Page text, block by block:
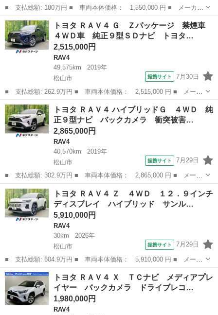
■ 支払総額: 180万円 ■ 車両本体価格： 1,550,000 円 ■ メーカー
名： トヨタ ■ 車種名： ＲＡＶ４ Ｊ ■ グレード名： Ｘ Ｇ
パッケージ ４ＷＤ ■ 排気量： 2000cc ■ ドア枚数： 5D ■...
愛媛 四国中央市
トヨタ ＲＡＶ４ Ｇ Ｚパッケージ 禁煙車
４ＷＤ車 純正９型ＳＤナビ トヨタ…
2,515,000円
RAV4
49,575km
2019年
松山市
提携サイト 7月30日
■ 支払総額: 262.9万円 ■ 車両本体価格： 2,515,000 円 ■ メーカ
ー名： トヨタ ■ 車種名： ＲＡＶ４ ■ グレード名： Ｇ Ｚパ
ッケージ 禁煙車 ４ＷＤ車 純正９型ＳＤナビ トヨタセーフティ
センス ...
愛媛 松山市 RAV4
トヨタ ＲＡＶ４ ハイブリッドＧ ４ＷＤ 純
正９型ナビ バックカメラ 衝突被害…
2,865,000円
RAV4
40,570km
2019年
松山市
提携サイト 7月29日
■ 支払総額: 302.9万円 ■ 車両本体価格： 2,865,000 円 ■ メーカ
ー名： トヨタ ■ 車種名： ＲＡＶ４ ■ グレード名： ハイブリ
ッドＧ ４ＷＤ 純正９型ナビ バックカメラ 衝突被害軽減システ
ム レー...
愛媛 松山市 RAV4
トヨタ ＲＡＶ４ Ｚ ４ＷＤ １２．９インチ
ディスプレイ ハイブリッド サンル…
5,910,000円
RAV4
30km
2026年
松山市
提携サイト 7月29日
■ 支払総額: 604.9万円 ■ 車両本体価格： 5,910,000 円 ■ メーカ
ー名： トヨタ ■ 車種名： ＲＡＶ４ ■ グレード名： Ｚ ４Ｗ
Ｄ １２．９インチディスプレイ ハイブリッド サンルーフ 全周
囲カメラ...
愛媛 松山市 RAV4
トヨタ ＲＡＶ４ Ｘ ＴＣナビ メディアプレ
イヤー バックカメラ ドライブレコ…
1,980,000円
RAV4